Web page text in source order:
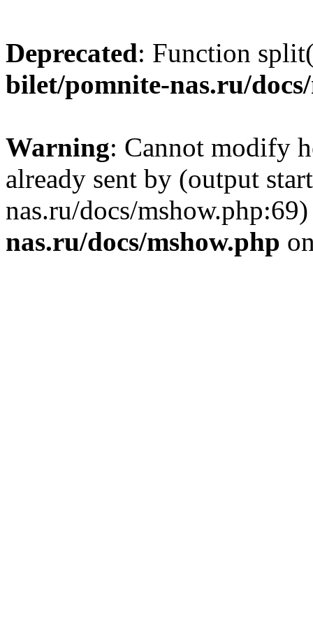
Deprecated: Function
bilet/pomnite-nas.ru/
Warning: Cannot modify
already sent by (output
nas.ru/docs/
nas.ru/docs/mshow.php